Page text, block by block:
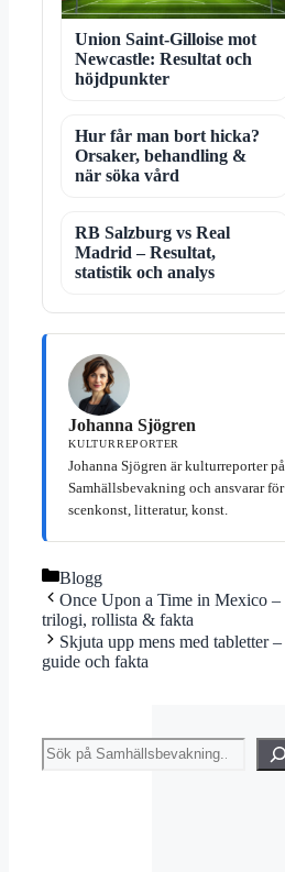
Union Saint-Gilloise mot
Newcastle: Resultat och
höjdpunkter
Hur får man bort hicka?
Orsaker, behandling &
när söka vård
RB Salzburg vs Real
Madrid – Resultat,
statistik och analys
Johanna Sjögren
KULTURREPORTER
Johanna Sjögren är kulturreporter på
Samhällsbevakning och ansvarar för
scenkonst, litteratur, konst.
Kategorier
Blogg
Once Upon a Time in Mexico –
trilogi, rollista & fakta
Skjuta upp mens med tabletter –
guide och fakta
Sök